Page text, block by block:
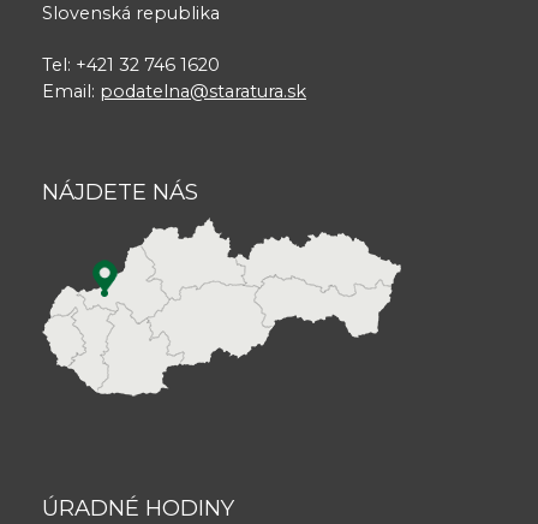
Slovenská republika
Tel: +421 32 746 1620
Email: podatelna@staratura.sk
NÁJDETE NÁS
ÚRADNÉ HODINY